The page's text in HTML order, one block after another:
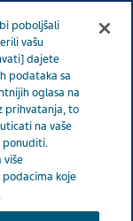
radnici
poboljšali
vašu
dajete
podataka sa
oglasa na
prihvatanja, to
na vaše
ponuditi.
više
podacima koje